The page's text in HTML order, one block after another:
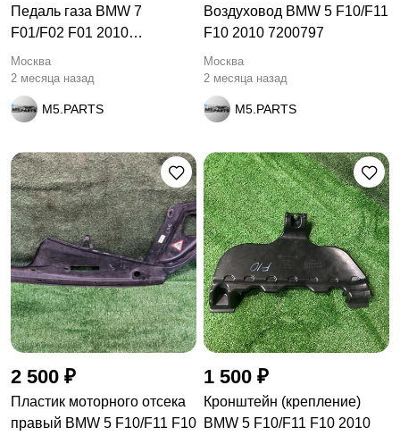
Педаль газа BMW 7
F01/F02 F01 2010
35426789998
Москва
2 месяца назад
M5.PARTS
Воздуховод BMW 5 F10/F11
F10 2010 7200797
Москва
2 месяца назад
M5.PARTS
2 500 ₽
Пластик моторного отсека
правый BMW 5 F10/F11 F10
1 500 ₽
Кронштейн (крепление)
BMW 5 F10/F11 F10 2010